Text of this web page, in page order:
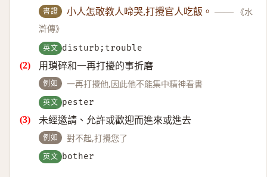
書證 小人怎敢教人啼哭,打攪官人吃飯。 ——
《水
滸傳》
英文 disturb;trouble
用瑣碎和一再打擾的事折磨
例如 一再打攪他,因此他不能集中精神看書
英文 pester
未經邀請、允許或歡迎而進來或進去
例如 對不起,打攪您了
英文 bother